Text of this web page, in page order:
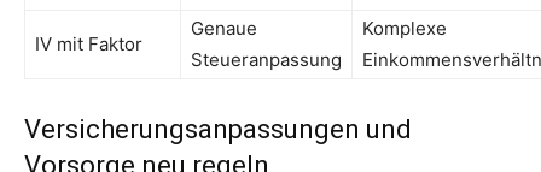
IV mit Faktor
Genaue
Steueranpassung
Komplexe
Versicherungsanpassungen und
Vorsorge neu regeln